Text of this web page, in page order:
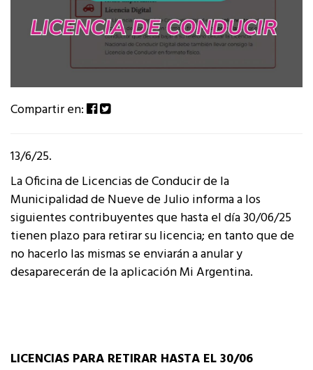
Compartir en:
13/6/25.
La Oficina de Licencias de Conducir de la
Municipalidad de Nueve de Julio informa a los
siguientes contribuyentes que hasta el día 30/06/25
tienen plazo para retirar su licencia; en tanto que de
no hacerlo las mismas se enviarán a anular y
desaparecerán de la aplicación Mi Argentina.
LICENCIAS PARA RETIRAR HASTA EL 30/06